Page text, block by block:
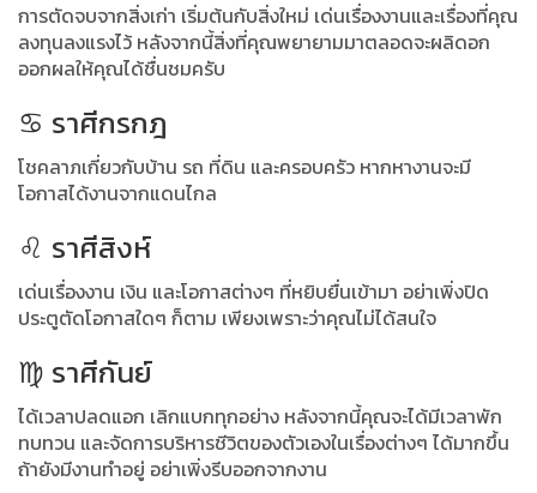
การตัดจบจากสิ่งเก่า เริ่มต้นกับสิ่งใหม่ เด่นเรื่องงานและเรื่องที่คุณ
ลงทุนลงแรงไว้ หลังจากนี้สิ่งที่คุณพยายามมาตลอดจะผลิดอก
ออกผลให้คุณได้ชื่นชมครับ
♋️ ราศีกรกฎ
โชคลาภเกี่ยวกับบ้าน รถ ที่ดิน และครอบครัว หากหางานจะมี
โอกาสได้งานจากแดนไกล
♌️ ราศีสิงห์
เด่นเรื่องงาน เงิน และโอกาสต่างๆ ที่หยิบยื่นเข้ามา อย่าเพิ่งปิด
ประตูตัดโอกาสใดๆ ก็ตาม เพียงเพราะว่าคุณไม่ได้สนใจ
♍️ ราศีกันย์
ได้เวลาปลดแอก เลิกแบกทุกอย่าง หลังจากนี้คุณจะได้มีเวลาพัก
ทบทวน และจัดการบริหารชีวิตของตัวเองในเรื่องต่างๆ ได้มากขึ้น
ถ้ายังมีงานทำอยู่ อย่าเพิ่งรีบออกจากงาน